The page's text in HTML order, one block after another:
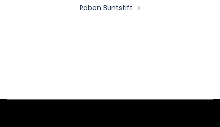
Raben Buntstift